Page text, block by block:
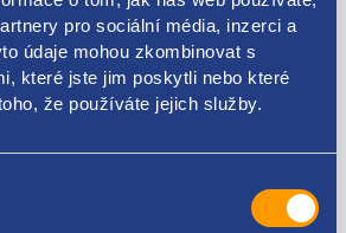
pro sociální média, inzerci a
údaje mohou zkombinovat s
které jste jim poskytli nebo které
že používáte jejich služby.
2014 1.6 TDI
2013 1.6 TDI
- 2019 1.6 TDI
TDI
2013 1.6 TDI
kvalitu ručíme!